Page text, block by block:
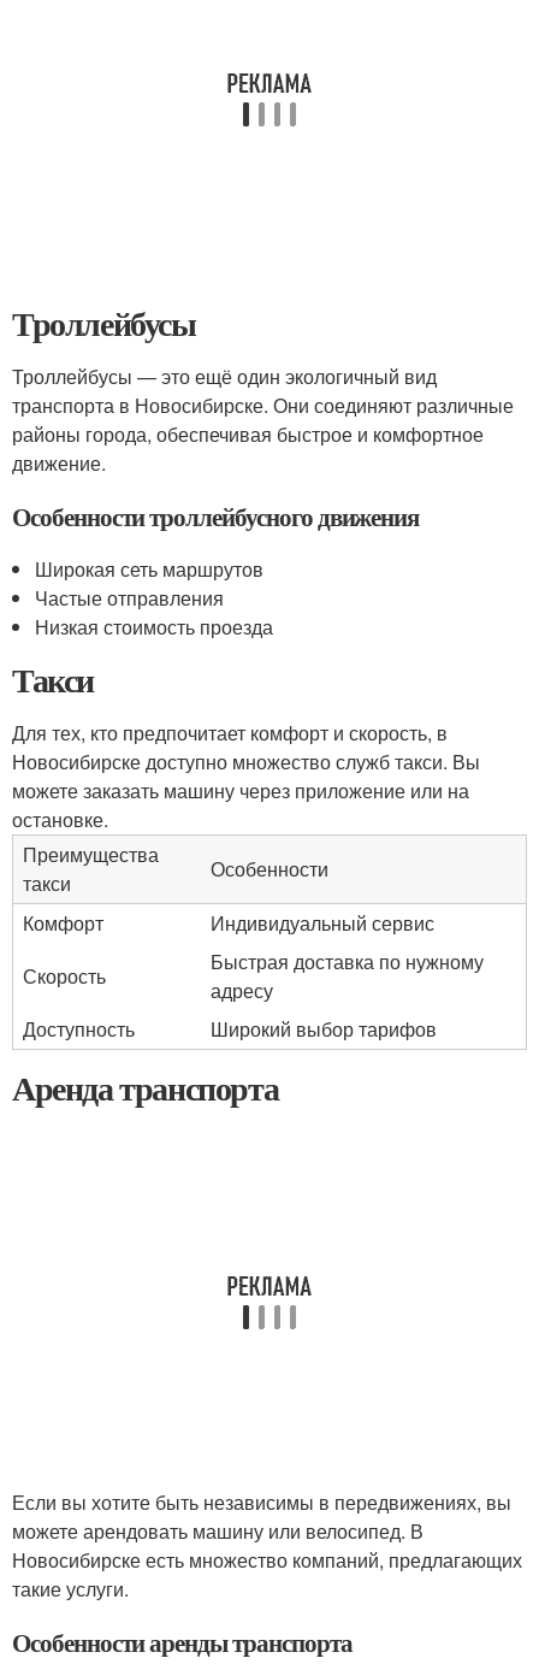
Троллейбусы
Троллейбусы — это ещё один экологичный вид
транспорта в Новосибирске. Они соединяют различные
районы города, обеспечивая быстрое и комфортное
движение.
Особенности троллейбусного движения
Широкая сеть маршрутов
Частые отправления
Низкая стоимость проезда
Такси
Для тех, кто предпочитает комфорт и скорость, в
Новосибирске доступно множество служб такси. Вы
можете заказать машину через приложение или на
остановке.
Преимущества
такси
Особенности
Комфорт
Индивидуальный сервис
Скорость
Быстрая доставка по нужному
адресу
Доступность
Широкий выбор тарифов
Аренда транспорта
Если вы хотите быть независимы в передвижениях, вы
можете арендовать машину или велосипед. В
Новосибирске есть множество компаний, предлагающих
такие услуги.
Особенности аренды транспорта